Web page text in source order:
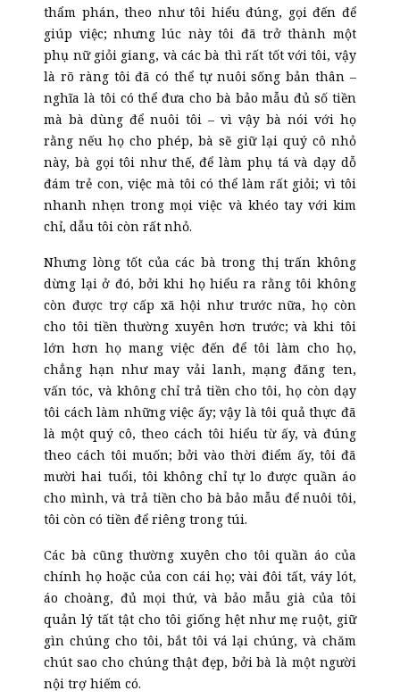
thẩm phán, theo như tôi hiểu đúng, gọi đến để
giúp việc; nhưng lúc này tôi đã trở thành một
phụ nữ giỏi giang, và các bà thì rất tốt với tôi, vậy
là rõ ràng tôi đã có thể tự nuôi sống bản thân –
nghĩa là tôi có thể đưa cho bà bảo mẫu đủ số tiền
mà bà dùng để nuôi tôi – vì vậy bà nói với họ
rằng nếu họ cho phép, bà sẽ giữ lại quý cô nhỏ
này, bà gọi tôi như thế, để làm phụ tá và dạy dỗ
đám trẻ con, việc mà tôi có thể làm rất giỏi; vì tôi
nhanh nhẹn trong mọi việc và khéo tay với kim
chỉ, dẫu tôi còn rất nhỏ.
Nhưng lòng tốt của các bà trong thị trấn không
dừng lại ở đó, bởi khi họ hiểu ra rằng tôi không
còn được trợ cấp xã hội như trước nữa, họ còn
cho tôi tiền thường xuyên hơn trước; và khi tôi
lớn hơn họ mang việc đến để tôi làm cho họ,
chẳng hạn như may vải lanh, mạng đăng ten,
vấn tóc, và không chỉ trả tiền cho tôi, họ còn dạy
tôi cách làm những việc ấy; vậy là tôi quả thực đã
là một quý cô, theo cách tôi hiểu từ ấy, và đúng
theo cách tôi muốn; bởi vào thời điểm ấy, tôi đã
mười hai tuổi, tôi không chỉ tự lo được quần áo
cho mình, và trả tiền cho bà bảo mẫu để nuôi tôi,
tôi còn có tiền để riêng trong túi.
Các bà cũng thường xuyên cho tôi quần áo của
chính họ hoặc của con cái họ; vài đôi tất, váy lót,
áo choàng, đủ mọi thứ, và bảo mẫu già của tôi
quản lý tất tật cho tôi giống hệt như mẹ ruột, giữ
gìn chúng cho tôi, bắt tôi vá lại chúng, và chăm
chút sao cho chúng thật đẹp, bởi bà là một người
nội trợ hiếm có.